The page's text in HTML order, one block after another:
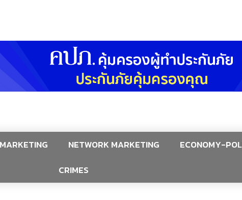
MARKETING NETWORK MARKETING ECONOMY-
CRIMES